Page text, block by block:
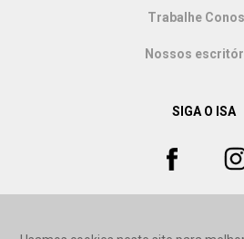
Trabalhe
Nossos
SIGA O ISA